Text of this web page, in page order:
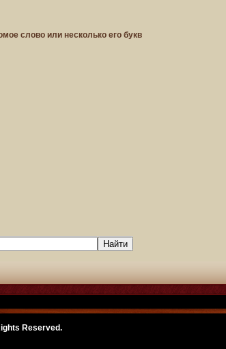
слово или несколько его букв
Reserved.